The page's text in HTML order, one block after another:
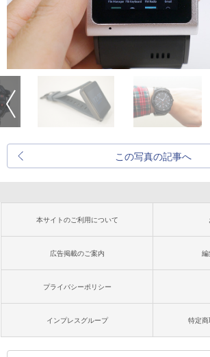
この写真の記事へ
本サイトのご利用について
広告掲載のご案内 編
プライバシーポリシー
インプレスグループ 特定商